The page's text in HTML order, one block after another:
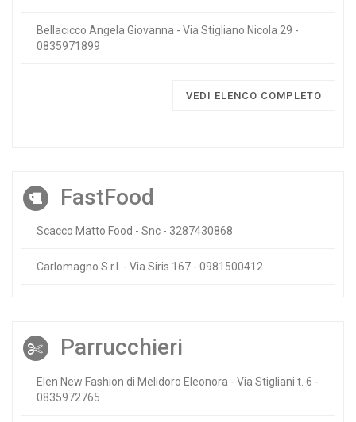
Bellacicco Angela Giovanna - Via Stigliano Nicola 29 -
0835971899
VEDI ELENCO COMPLETO
FastFood
Scacco Matto Food - Snc - 3287430868
Carlomagno S.r.l. - Via Siris 167 - 0981500412
Parrucchieri
Elen New Fashion di Melidoro Eleonora - Via Stigliani t. 6 -
0835972765